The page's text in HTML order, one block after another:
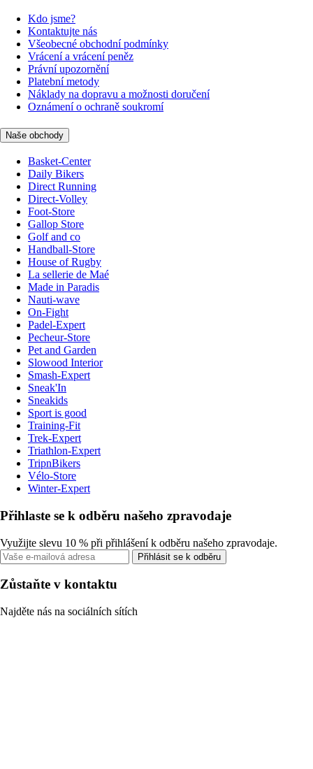
Kdo jsme?
Kontaktujte nás
Všeobecné obchodní podmínky
Vrácení a vrácení peněz
Právní upozornění
Platební metody
Náklady na dopravu a možnosti doručení
Oznámení o ochraně soukromí
Naše obchody
Basket-Center
Daily Bikers
Direct Running
Direct-Volley
Foot-Store
Gallop Store
Golf and co
Handball-Store
House of Rugby
La sellerie de Maé
Made in Paradis
Nauti-wave
On-Fight
Padel-Expert
Pecheur-Store
Pet and Garden
Slowood Interior
Smash-Expert
Sneak'In
Sneakids
Sport is good
Training-Fit
Trek-Expert
Triathlon-Expert
TripnBikers
Vélo-Store
Winter-Expert
Přihlaste se k odběru našeho zpravodaje
Využijte slevu 10 % při přihlášení k odběru našeho zpravodaje.
Přihlásit se k odběru
Zůstaňte v kontaktu
Najděte nás na sociálních sítích